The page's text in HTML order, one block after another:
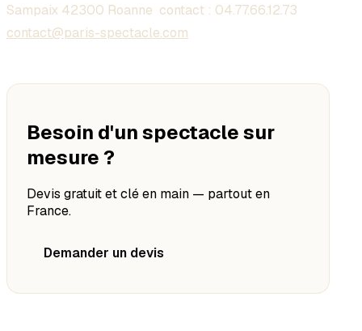
Sampaix 42300 Roanne contact : 04.77.66.12.73
contact@paris-spectacle.com
Besoin d'un spectacle sur
mesure ?
Devis gratuit et clé en main — partout en
France.
Demander un devis